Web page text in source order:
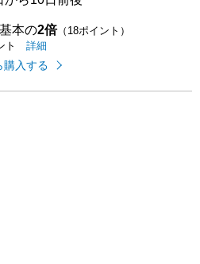
本の2倍（18ポイント）
ト
イオンカードのご利用でたまるポイ
詳細
購入する